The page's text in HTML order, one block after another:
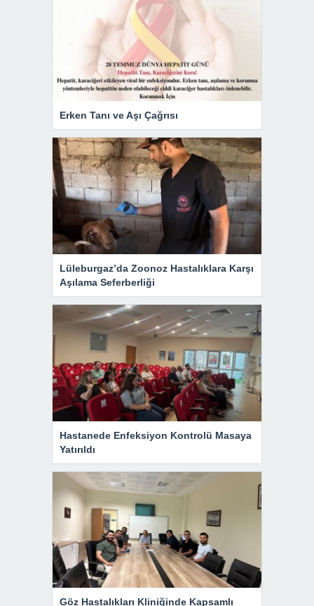
Erken Tanı ve Aşı Çağrısı
Lüleburgaz’da Zoonoz Hastalıklara Karşı
Aşılama Seferberliği
Hastanede Enfeksiyon Kontrolü Masaya
Yatırıldı
Göz Hastalıkları Kliniğinde Kapsamlı